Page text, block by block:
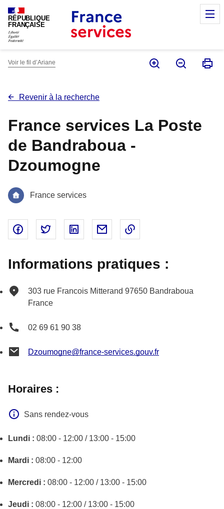
RÉPUBLIQUE
FRANÇAISE
Voir le fil d’Ariane
Revenir à la recherche
France services La Poste
de Bandraboua -
Dzoumogne
France services
Partager sur Facebook - nouvelle fenêtre
Partager sur Twitter - nouvelle fenêtre
Partager sur Linked In - nouvelle
Partager par email - nouvelle
Informations pratiques :
303 rue Francois Mitterand 97650 Bandraboua
France
02 69 61 90 38
Dzoumogne@france-services.gouv.fr
Horaires :
Sans rendez-vous
Lundi : 08:00 - 12:00 / 13:00 - 15:00
Mardi : 08:00 - 12:00
Mercredi : 08:00 - 12:00 / 13:00 - 15:00
Jeudi : 08:00 - 12:00 / 13:00 - 15:00